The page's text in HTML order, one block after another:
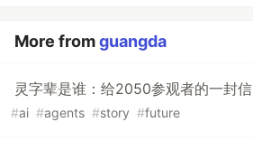
More fromguangda
灵字辈是谁：给2050参观者的一封信
#ai #agents #story #future